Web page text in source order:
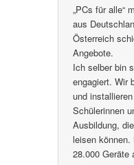
„PCs für alle“
aus
Österreich
Angebote.
Ich selber bin
engagiert. Wir
und
Schülerinnen
Ausbildung,
leisen können.
28.000 Geräte